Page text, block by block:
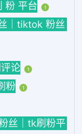
粉 平台 1
｜tiktok 粉丝
论 1
粉 1
丝｜tk刷粉平